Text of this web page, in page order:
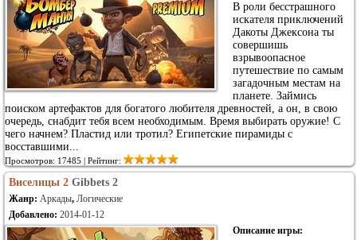
В роли бесстрашного
искателя приключений
Дакоты Джексона ты
совершишь
взрывоопасное
путешествие по самым
загадочным местам на
планете. Займись
поиском артефактов для богатого любителя древностей, а он, в свою
очередь, снабдит тебя всем необходимым. Время выбирать оружие! С
чего начнем? Пластид или тротил? Египетские пирамиды с
восставшими...
Просмотров: 17485 | Рейтинг:
Виселицы 2 Gibbets 2
Жанр: Аркады, Логические
Добавлено: 2014-01-12
Описание игры: